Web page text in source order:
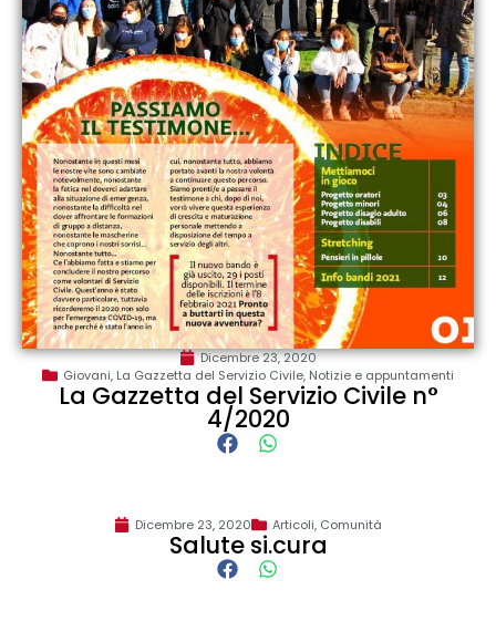
Dicembre 23, 2020
Giovani, La Gazzetta del Servizio Civile, Notizie e appuntamenti
La Gazzetta del Servizio Civile n°
4/2020
Dicembre 23, 2020 Articoli, Comunità
Salute si.cura